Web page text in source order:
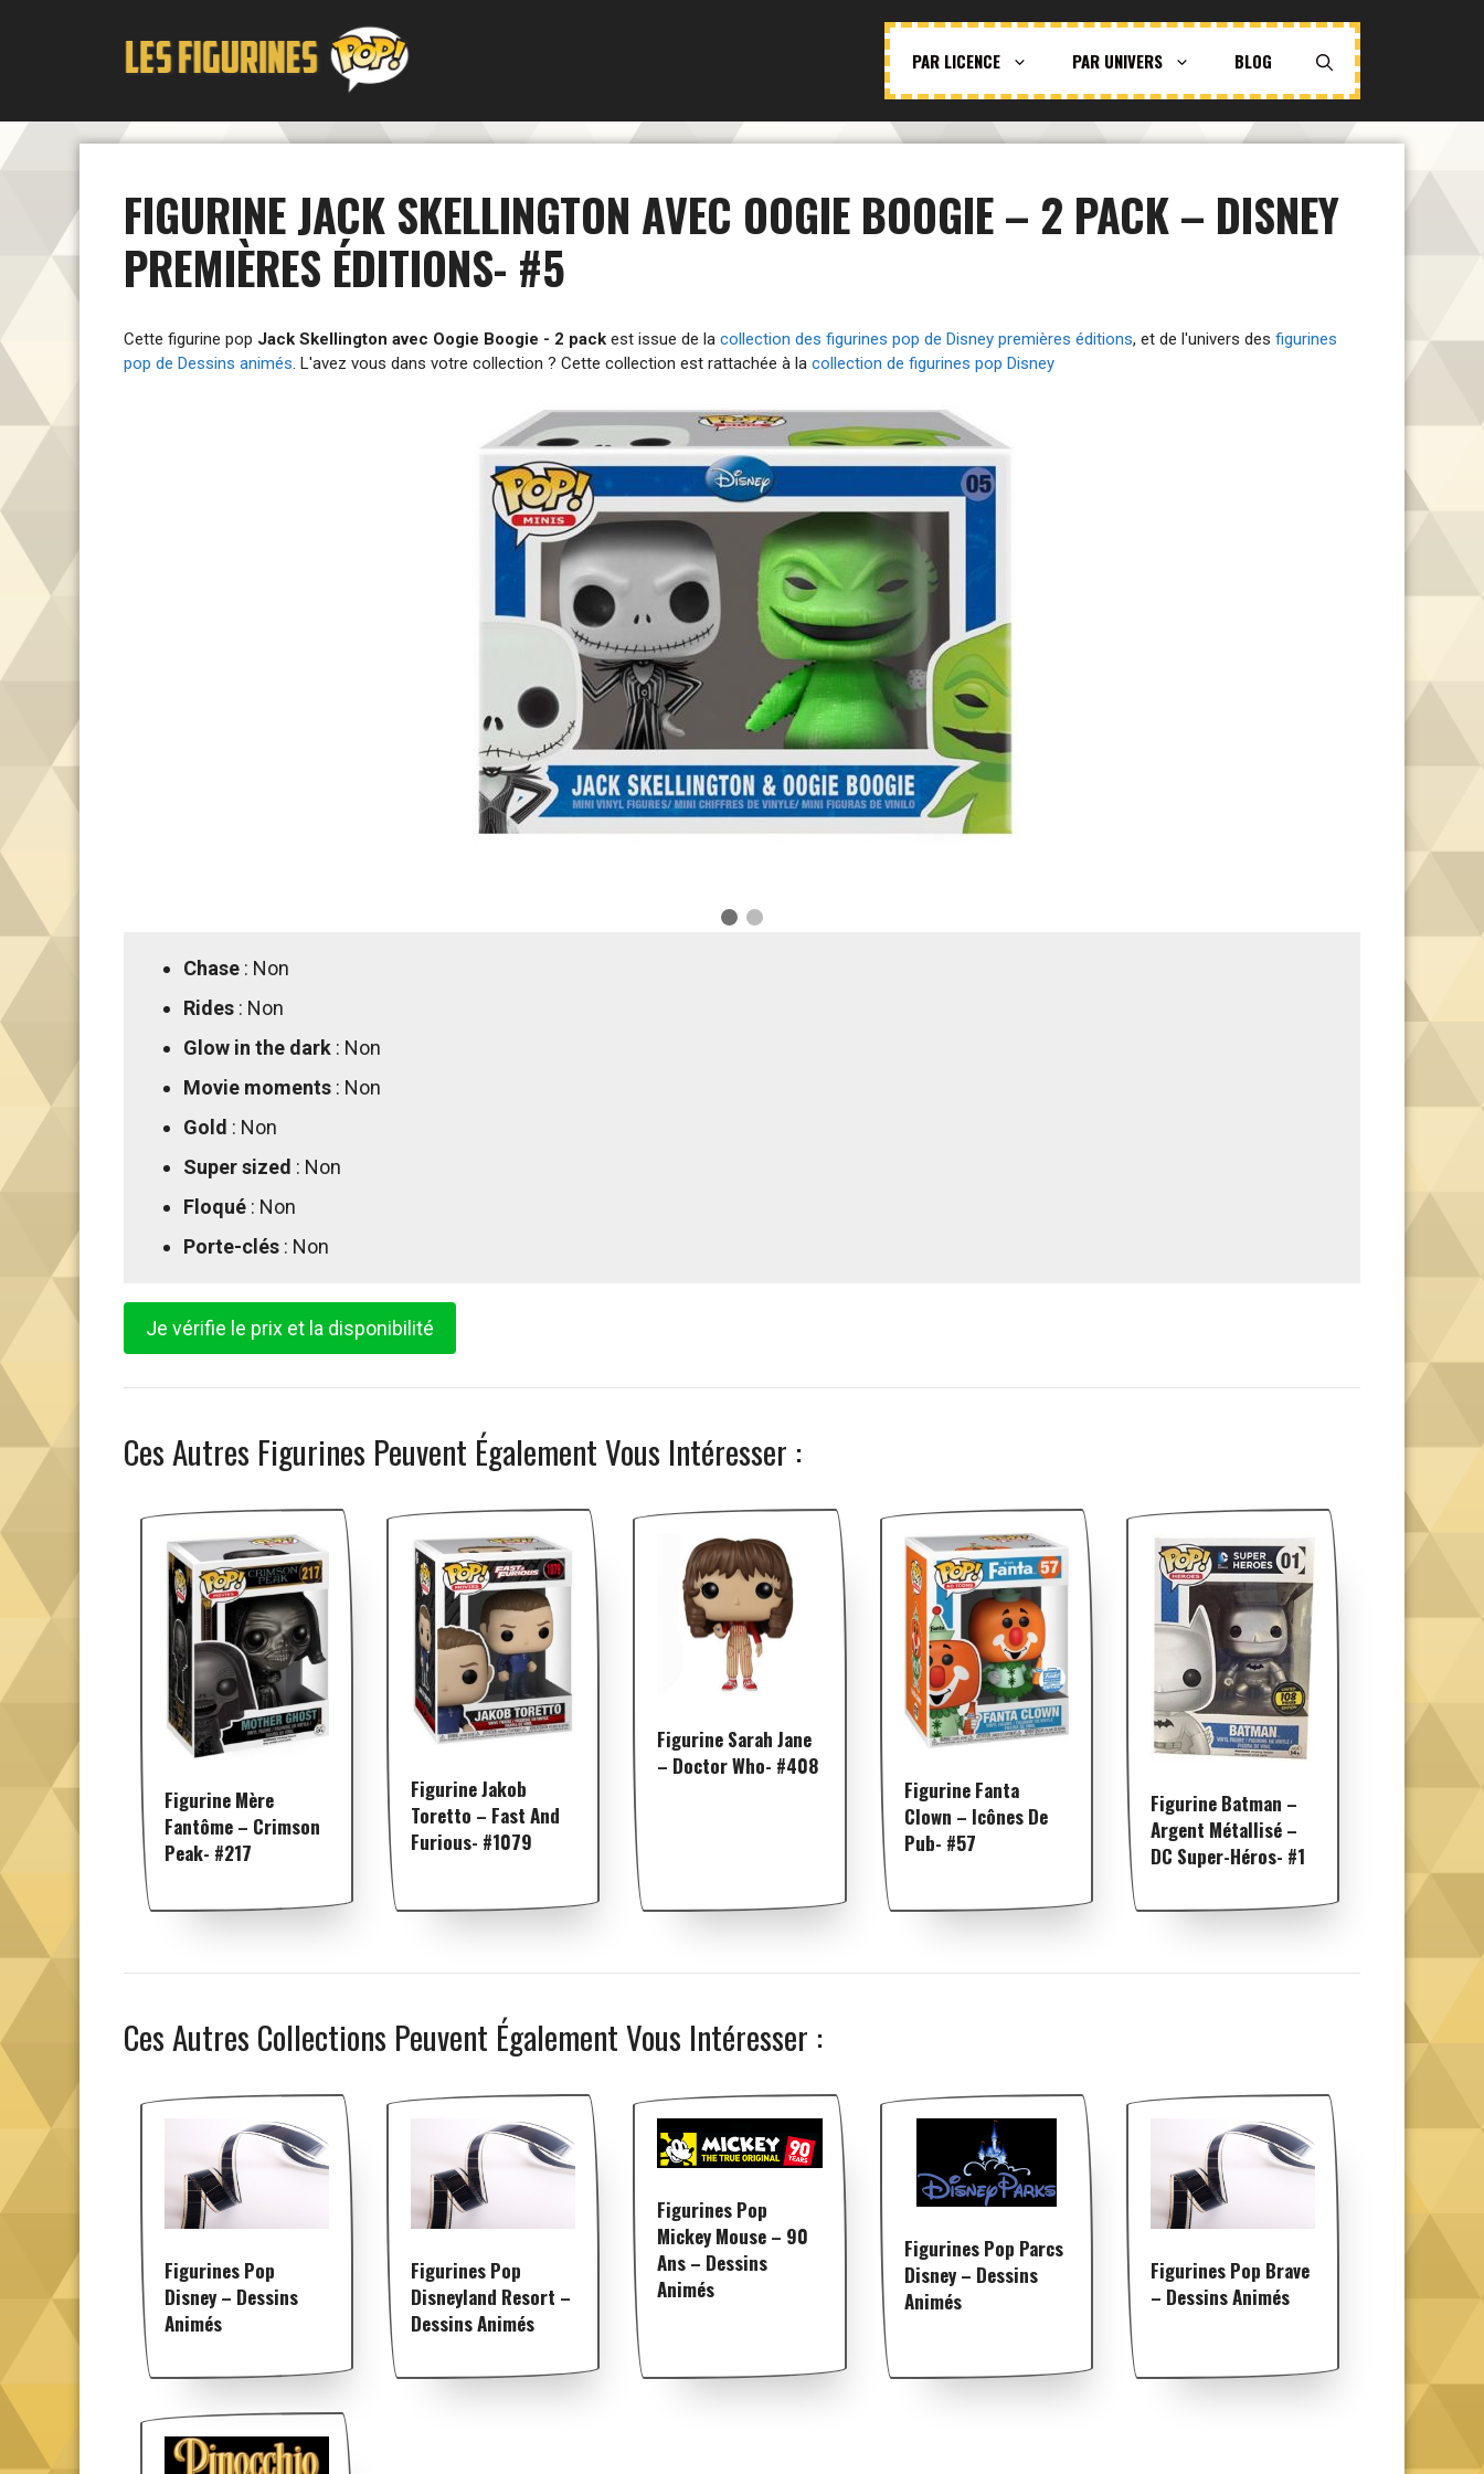
PAR LICENCE PAR UNIVERS BLOG
FIGURINE JACK SKELLINGTON AVEC OOGIE BOOGIE – 2 PACK – DISNEY
PREMIÈRES ÉDITIONS- #5
Cette figurine pop Jack Skellington avec Oogie Boogie - 2 pack est issue de la collection des figurines pop de Disney premières éditions, et de l'univers des figurines
pop de Dessins animés. L'avez vous dans votre collection ? Cette collection est rattachée à la collection de figurines pop Disney
Chase : Non
Rides : Non
Glow in the dark : Non
Movie moments : Non
Gold : Non
Super sized : Non
Floqué : Non
Porte-clés : Non
Je vérifie le prix et la disponibilité
Ces Autres Figurines Peuvent Également Vous Intéresser :
Figurine Mère
Fantôme – Crimson
Peak- #217
Figurine Jakob
Toretto – Fast And
Furious- #1079
Figurine Sarah Jane
– Doctor Who- #408
Figurine Fanta
Clown – Icônes De
Pub- #57
Figurine Batman –
Argent Métallisé –
DC Super-Héros- #1
Ces Autres Collections Peuvent Également Vous Intéresser :
Figurines Pop
Disney – Dessins
Animés
Figurines Pop
Disneyland Resort –
Dessins Animés
Figurines Pop
Mickey Mouse – 90
Ans – Dessins
Animés
Figurines Pop Parcs
Disney – Dessins
Animés
Figurines Pop Brave
– Dessins Animés